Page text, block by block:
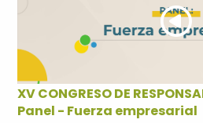
XV CONGRESO DE
Panel - Fuerza empresarial